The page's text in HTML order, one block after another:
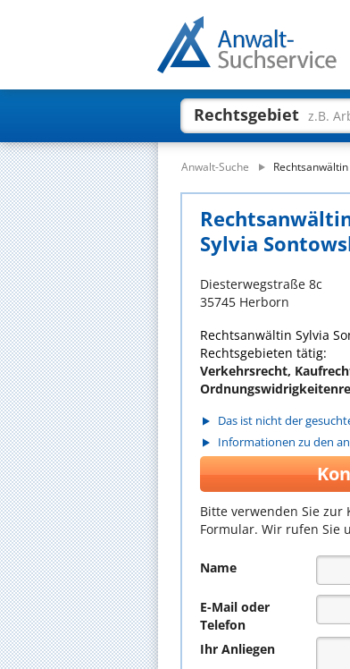
Rechtsgebiet z.B.
Anwalt-Suche
Sylvia
Diesterwegstraße 8c
35745 Herborn
Rechtsanwältin Sylvia
Rechtsgebieten tätig:
Verkehrsrecht,
Das ist nicht der
Informationen zu den
Bitte verwenden Sie zur
Formular. Wir rufen Sie
Name
E-Mail oder
Telefon
Ihr Anliegen